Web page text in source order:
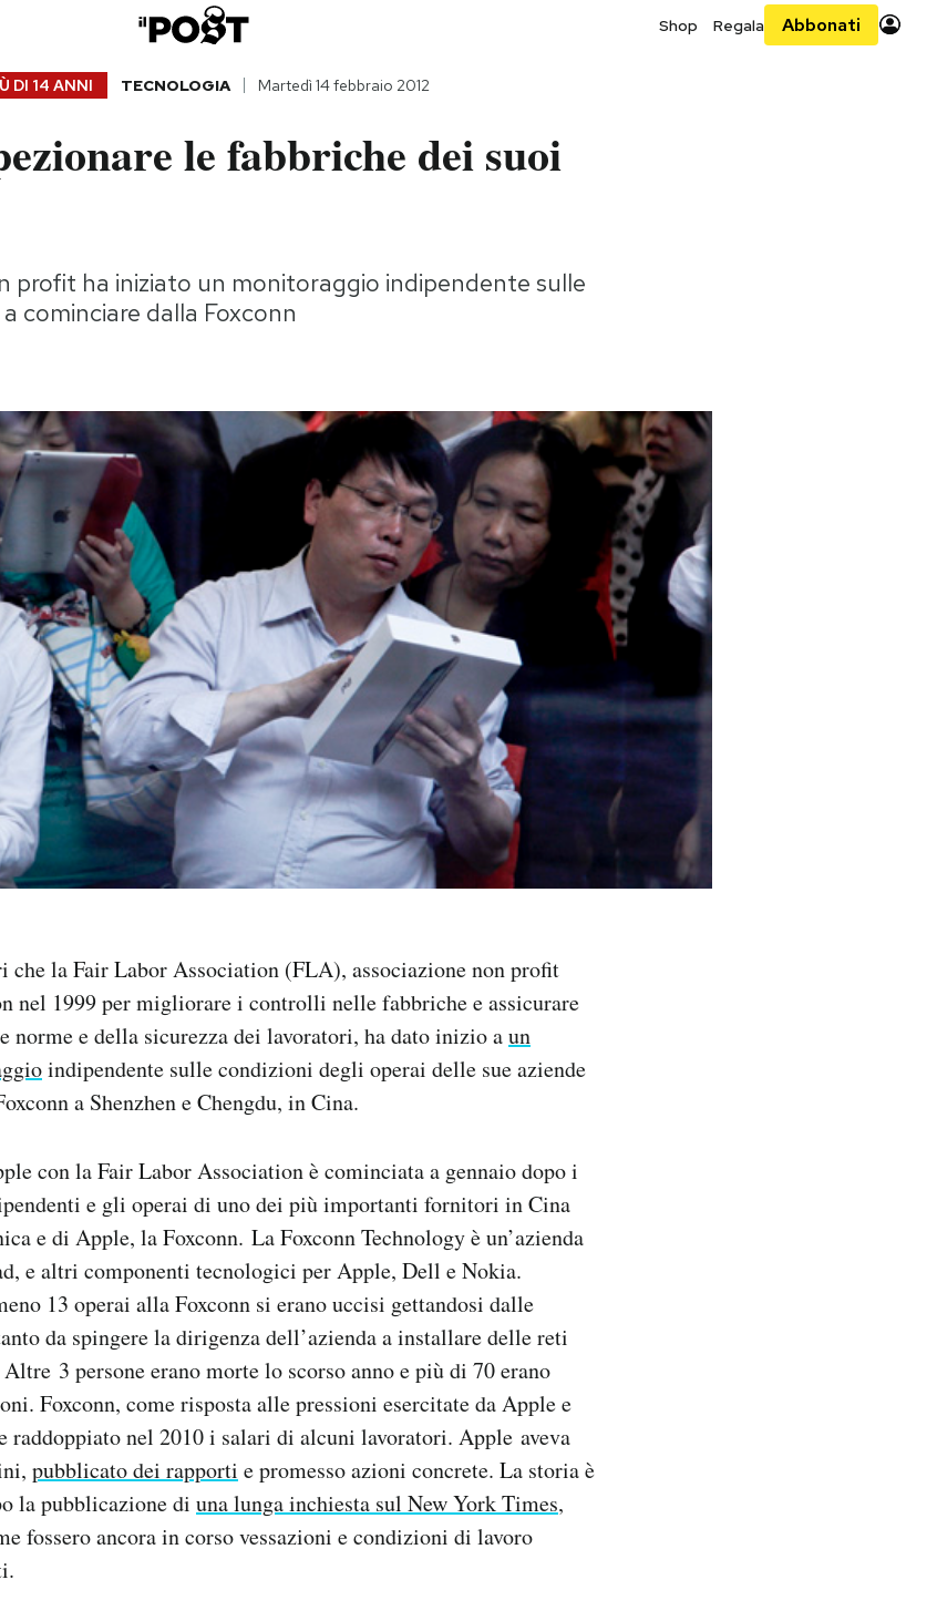
Shop Regala Abbonati
DI 14 ANNI TECNOLOGIA Martedì 14 febbraio 2012
le fabbriche dei suoi
profit ha iniziato un monitoraggio indipendente sulle
cominciare dalla Foxconn
che la Fair Labor Association (FLA), associazione non profit
nel 1999 per migliorare i controlli nelle fabbriche e assicurare
norme e della sicurezza dei lavoratori, ha dato inizio aun
indipendente sulle condizioni degli operai delle sue aziende
a Shenzhen e Chengdu, in Cina.
con la Fair Labor Association è cominciata a gennaio dopo i
e gli operai di uno dei più importanti fornitori in Cina
e di Apple, la Foxconn. La Foxconn Technology è un’azienda
e altri componenti tecnologici per Apple, Dell e Nokia.
13 operai alla Foxconn si erano uccisi gettandosi dalle
da spingere la dirigenza dell’azienda a installare delle reti
3 persone erano morte lo scorso anno e più di 70 erano
Foxconn, come risposta alle pressioni esercitate da Apple e
raddoppiato nel 2010 i salari di alcuni lavoratori. Apple aveva
pubblicato dei rapporti e promesso azioni concrete. La storia è
la pubblicazione di una lunga inchiesta sul New York Times,
fossero ancora in corso vessazioni e condizioni di lavoro